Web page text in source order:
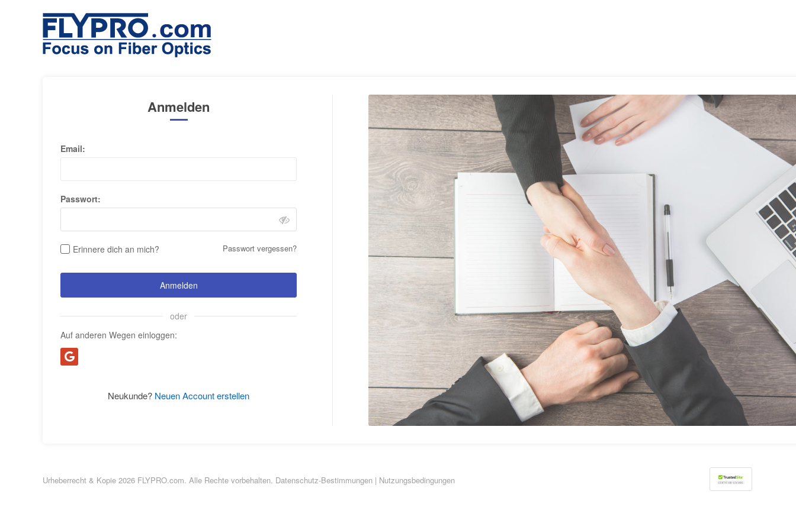
Anmelden
Email:
Passwort:
Erinnere dich an mich? Passwort vergessen?
Anmelden
oder
Auf anderen Wegen einloggen:
Neukunde? Neuen Account erstellen
Urheberrecht & Kopie 2026 FLYPRO.com. Alle Rechte vorbehalten. Datenschutz-Bestimmungen | Nutzungsbedingungen